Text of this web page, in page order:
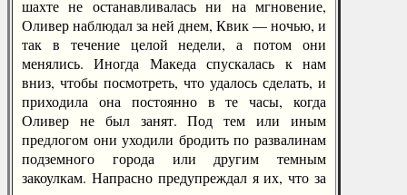
шахте не останавливалась ни на мгновение,
Оливер наблюдал за ней днем, Квик — ночью, и
так в течение целой недели, а потом они
менялись. Иногда Македа спускалась к нам
вниз, чтобы посмотреть, что удалось сделать, и
приходила она постоянно в те часы, когда
Оливер не был занят. Под тем или иным
предлогом они уходили бродить по развалинам
подземного города или другим темным
закоулкам. Напрасно предупреждал я их, что за